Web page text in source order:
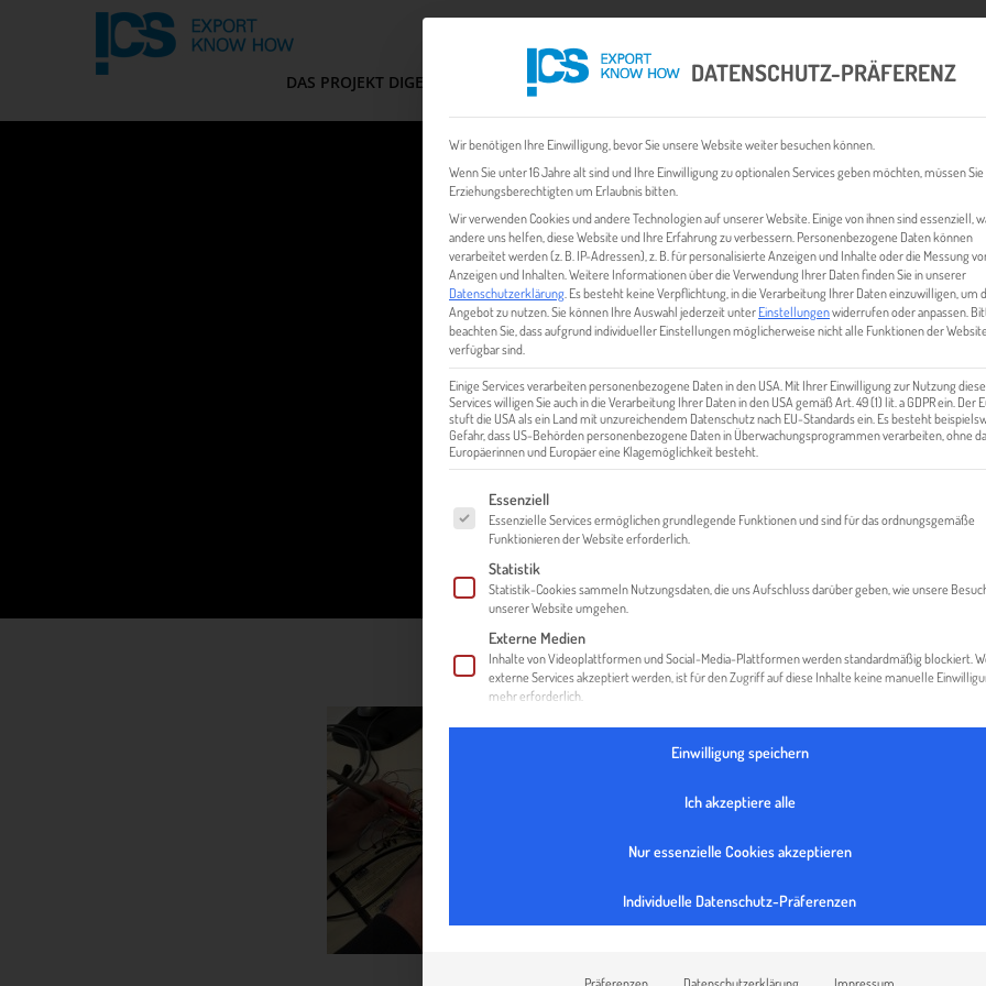
DAS PROJEKT DIGEM FIT CHECK EXPORT BUSINESS PLÄNE EVENTS & NEWS INHALT
IMG_1925_1
DATENSCHUTZ-PRÄFERENZ
Wir benötigen Ihre Einwilligung, bevor Sie unsere Website weiter besuchen können.
Wenn Sie unter 16 Jahre alt sind und Ihre Einwilligung zu optionalen Services geben möchten, müssen
Erziehungsberechtigten um Erlaubnis bitten.
Wir verwenden Cookies und andere Technologien auf unserer Website. Einige von ihnen sind essenziell,
andere uns helfen, diese Website und Ihre Erfahrung zu verbessern. Personenbezogene Daten können
verarbeitet werden (z. B. IP-Adressen), z. B. für personalisierte Anzeigen und Inhalte oder die Messung
Anzeigen und Inhalten. Weitere Informationen über die Verwendung Ihrer Daten finden Sie in unserer
Datenschutzerklärung Es besteht keine Verpflichtung, in die Verarbeitung Ihrer Daten einzuwilligen, um
Angebot zu nutzen. Sie können Ihre Auswahl jederzeit unterEinstellungenwiderrufen oder anpassen.
beachten Sie, dass aufgrund individueller Einstellungen möglicherweise nicht alle Funktionen der Website
verfügbar sind.
Einige Services verarbeiten personenbezogene Daten in den USA. Mit Ihrer Einwilligung zur Nutzung
Services willigen Sie auch in die Verarbeitung Ihrer Daten in den USA gemäß Art. 49 (1) lit. a GDPR ein. Der
stuft die USA als ein Land mit unzureichendem Datenschutz nach EU-Standards ein. Es besteht
Gefahr, dass US-Behörden personenbezogene Daten in Überwachungsprogrammen verarbeiten, ohne
Europäerinnen und Europäer eine Klagemöglichkeit besteht.
Es folgt eine Liste der Service-Gruppen, für die eine Einwilligung erteilt werden
Essenziell
Essenzielle Services ermöglichen grundlegende Funktionen und sind für das ordnungsgemäße
Funktionieren der Website erforderlich.
Statistik
Statistik-Cookies sammeln Nutzungsdaten, die uns Aufschluss darüber geben, wie unsere
unserer Website umgehen.
Externe Medien
Inhalte von Videoplattformen und Social-Media-Plattformen werden standardmäßig blockiert.
externe Services akzeptiert werden, ist für den Zugriff auf diese Inhalte keine manuelle
mehr erforderlich.
Einwilligung speichern
Ich akzeptiere alle
Nur essenzielle Cookies akzeptieren
Individuelle Datenschutz-Präferenzen